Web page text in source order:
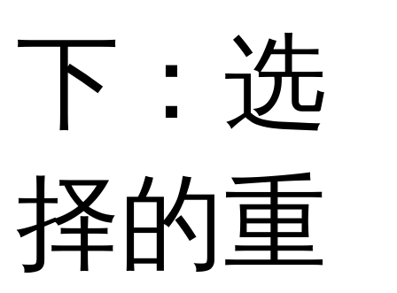
下：选
择的重